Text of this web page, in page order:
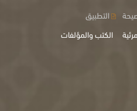
الكتب والمؤلفات
التطبيق